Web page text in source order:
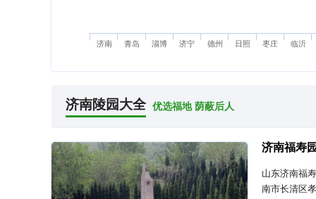
济南 青岛 淄博 济宁 德州 日照 枣庄 临沂
济南陵园大全 优选福地 荫蔽后人
济南福寿
山东济南福
南市长清区